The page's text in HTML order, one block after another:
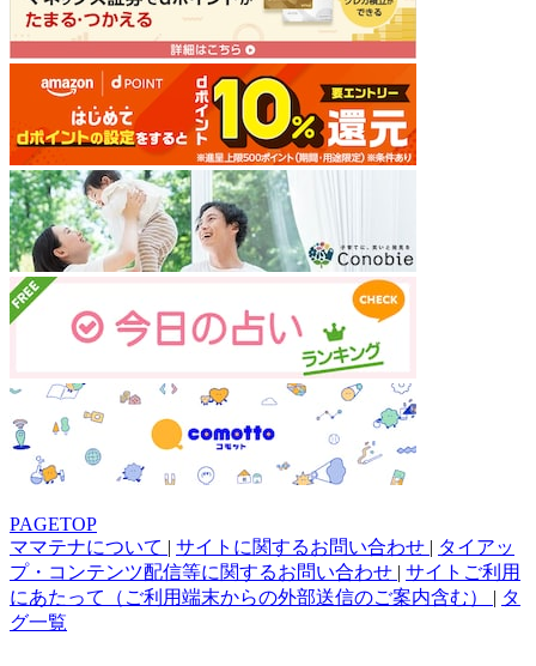
PAGETOP
ママテナについて | サイトに関するお問い合わせ | タイアッ
プ・コンテンツ配信等に関するお問い合わせ | サイトご利用
にあたって（ご利用端末からの外部送信のご案内含む） | タ
グ一覧